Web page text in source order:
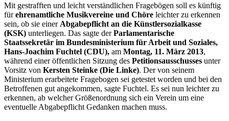
Mit gestrafften und leicht verständlichen Fragebögen soll es künftig
fürehrenamtliche Musikvereine und Chöre leichter zu erkennen
sein, ob sie einer Abgabepflicht an die Künstlersozialkasse
(KSK) unterliegen. Das sagte derParlamentarische
Staatssekretär im Bundesministerium für Arbeit und Soziales,
Hans-Joachim Fuchtel (CDU), am Montag, 11. März 2013,
während einer öffentlichen Sitzung des Petitionsausschusses unter
Vorsitz von Kersten Steinke (Die Linke). Der von seinem
Ministerium erarbeitete Fragebogen sei getestet worden und bei den
Betroffenen gut angekommen, sagte Fuchtel. Es sei nun leichter zu
erkennen, ab welcher Größenordnung sich ein Verein um eine
eventuelle Abgabepflicht Gedanken machen muss.